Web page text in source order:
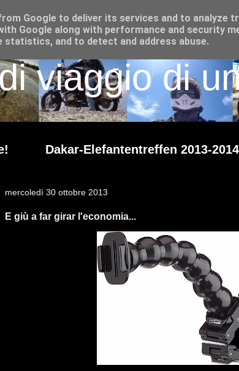
viaggio di
Dakar-Elefantentreffen 2013-2014
mercoledì 30 ottobre 2013
E giù a far girar l'economia...
Google to deliver its services and to analyze
Google along with performance and security
statistics, and to detect and address abuse.